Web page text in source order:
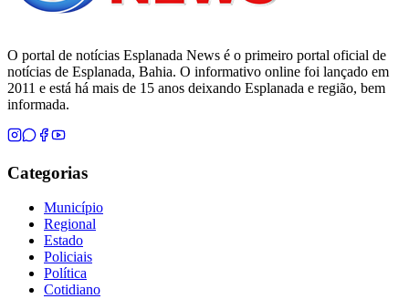
O portal de notícias Esplanada News é o primeiro portal oficial de
notícias de Esplanada, Bahia. O informativo online foi lançado em
2011 e está há mais de 15 anos deixando Esplanada e região, bem
informada.
Categorias
Município
Regional
Estado
Policiais
Política
Cotidiano